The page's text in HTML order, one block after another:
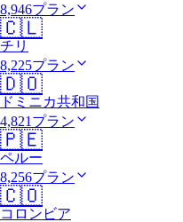
8,946プラン
🇨🇱
チリ
8,225プラン
🇩🇴
ドミニカ共和国
4,821プラン
🇵🇪
ペルー
8,256プラン
🇨🇴
コロンビア